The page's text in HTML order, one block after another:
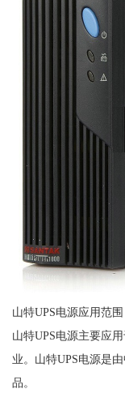
山特UPS电源应用范围
山特UPS电源主要应
业。山特UPS电源是
品。